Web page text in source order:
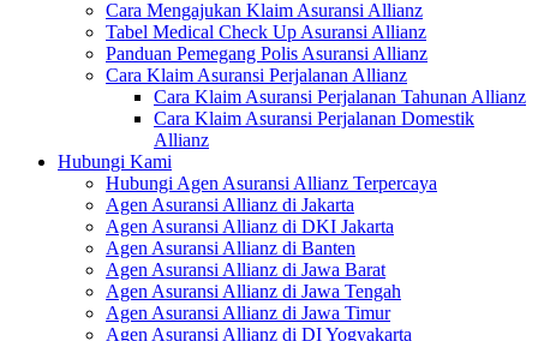
Cara Mengajukan Klaim Asuransi Allianz
Tabel Medical Check Up Asuransi Allianz
Panduan Pemegang Polis Asuransi Allianz
Cara Klaim Asuransi Perjalanan Allianz
Cara Klaim Asuransi Perjalanan Tahunan Allianz
Cara Klaim Asuransi Perjalanan Domestik
Allianz
Hubungi Kami
Hubungi Agen Asuransi Allianz Terpercaya
Agen Asuransi Allianz di Jakarta
Agen Asuransi Allianz di DKI Jakarta
Agen Asuransi Allianz di Banten
Agen Asuransi Allianz di Jawa Barat
Agen Asuransi Allianz di Jawa Tengah
Agen Asuransi Allianz di Jawa Timur
Agen Asuransi Allianz di DI Yogyakarta